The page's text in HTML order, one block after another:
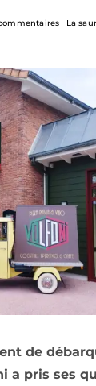
La
de
a pris ses